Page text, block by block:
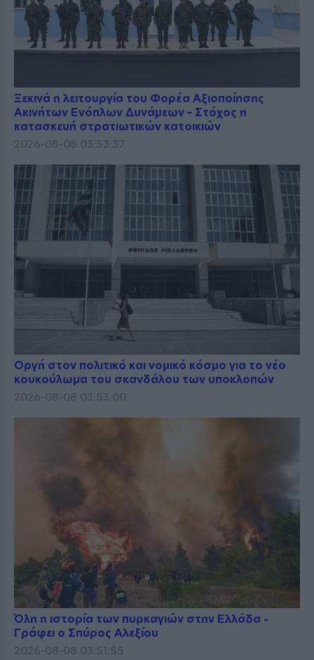
Ξεκινά η λειτουργία του Φορέα Αξιοποίησης
Ακινήτων Ενόπλων Δυνάμεων – Στόχος η
κατασκευή στρατιωτικών κατοικιών
2026-08-08 03:53:37
Οργή στον πολιτικό και νομικό κόσμο για το νέο
κουκούλωμα του σκανδάλου των υποκλοπών
2026-08-08 03:53:00
Όλη η ιστορία των πυρκαγιών στην Ελλάδα -
Γράφει ο Σπύρος Αλεξίου
2026-08-08 03:51:55